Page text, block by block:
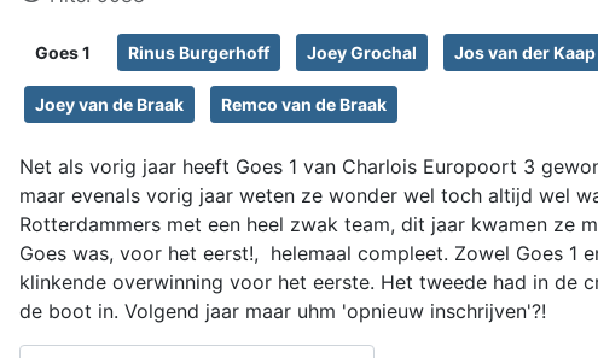
Goes 1 Rinus Burgerhoff Joey Grochal Jos van der Kaap
Joey van de Braak Remco van de Braak
Net als vorig jaar heeft Goes 1 van Charlois Europoort 3
maar evenals vorig jaar weten ze wonder wel toch altijd wel
Rotterdammers met een heel zwak team, dit jaar kwamen ze
Goes was, voor het eerst!, helemaal compleet. Zowel Goes 1
klinkende overwinning voor het eerste. Het tweede had in de
de boot in. Volgend jaar maar uhm 'opnieuw inschrijven'?!